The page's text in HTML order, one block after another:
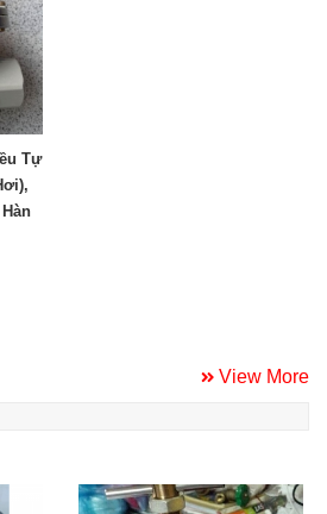
Tự
View More